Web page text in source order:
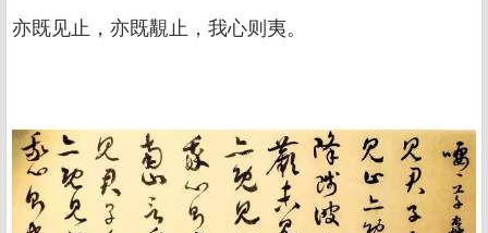
亦既见止，亦既覯止，我心则夷。